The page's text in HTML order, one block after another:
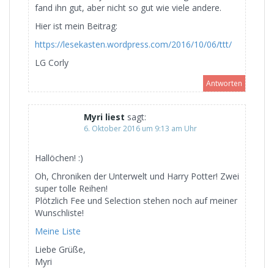
fand ihn gut, aber nicht so gut wie viele andere.
Hier ist mein Beitrag:
https://lesekasten.wordpress.com/2016/10/06/ttt/
LG Corly
Antworten
Myri liest sagt:
6. Oktober 2016 um 9:13 am Uhr
Hallöchen! :)
Oh, Chroniken der Unterwelt und Harry Potter! Zwei
super tolle Reihen!
Plötzlich Fee und Selection stehen noch auf meiner
Wunschliste!
Meine Liste
Liebe Grüße,
Myri